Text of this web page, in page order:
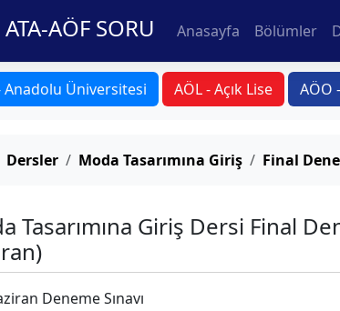
ATA-AÖF SORU Anasayfa Bölümler
Anadolu Üniversitesi AÖL - Açık Lise AÖO
Dersler Moda Tasarımına Giriş Final
Tasarımına Giriş Dersi Final
Deneme Sınavı